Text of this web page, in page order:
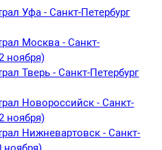
Уфа - Санкт-Петербург
Москва - Санкт-
ноября)
Тверь - Санкт-Петербург
Новороссийск - Санкт-
ноября)
Нижневартовск - Санкт-